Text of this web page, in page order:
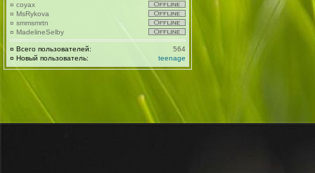
¤ coyax
¤ MsRykova
¤ smmsmrtn
¤ MadelineSelby
¤ Всего пользователей:
564
¤ Новый пользователь: teenage